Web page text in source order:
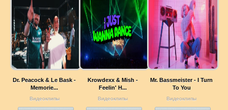
Dr. Peacock & Le Bask -
Memorie...
Видеоклипы
Krowdexx & Mish -
Feelin' H...
Видеоклипы
Mr. Bassmeister - I Turn
To You
Видеоклипы